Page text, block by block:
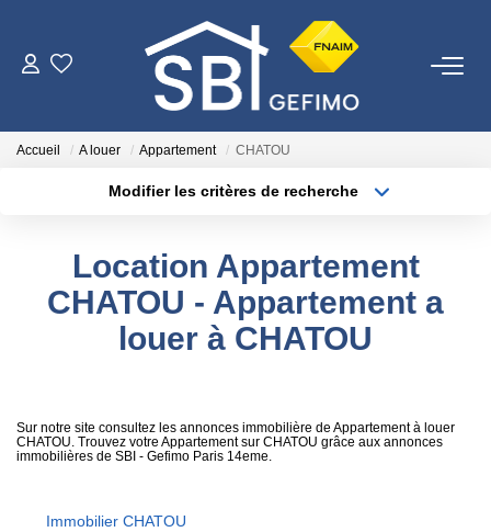
ACHETER
FAIRE GÉRER
Qui Sommes-Nous
Nous Rejoindre
Accueil A louer Appartement CHATOU
Modifier les critères de recherche
Sélectionnez...
Type de bien
Surface min
Plus de critères
Location Appartement
CHATOU - Appartement a
louer à CHATOU
Sur notre site consultez les annonces immobilière de Appartement à louer
CHATOU. Trouvez votre Appartement sur CHATOU grâce aux annonces
immobilières de SBI - Gefimo Paris 14eme.
Immobilier CHATOU